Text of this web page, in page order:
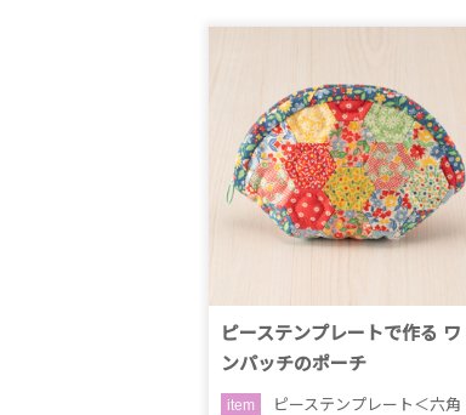
ピーステンプレートで作る ワ
ンパッチのポーチ
item
ピーステンプレート＜六角